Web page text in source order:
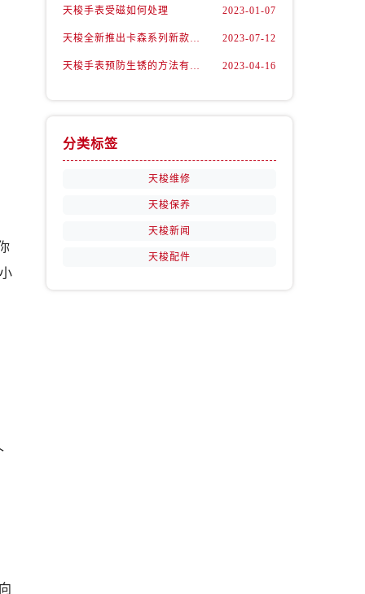
预约）
天梭手表受磁如何处理 2023-01-07
天梭全新推出卡森系列新款腕表 2023-07-12
天梭手表预防生锈的方法有什么？（预防方法） 2023-04-16
分类标签
天梭维修
天梭保养
天梭新闻
天梭配件